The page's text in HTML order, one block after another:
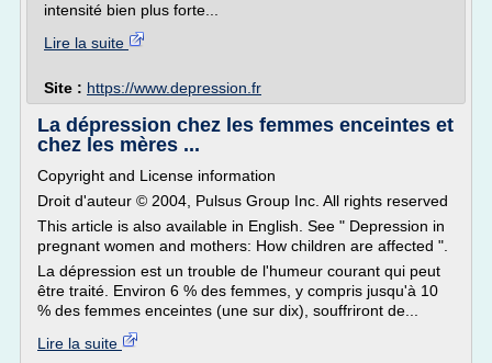
intensité bien plus forte...
Lire la suite
Site : https://www.depression.fr
La dépression chez les femmes enceintes et
chez les mères ...
Copyright and License information
Droit d'auteur © 2004, Pulsus Group Inc. All rights reserved
This article is also available in English. See " Depression in
pregnant women and mothers: How children are affected ".
La dépression est un trouble de l'humeur courant qui peut
être traité. Environ 6 % des femmes, y compris jusqu'à 10
% des femmes enceintes (une sur dix), souffriront de...
Lire la suite